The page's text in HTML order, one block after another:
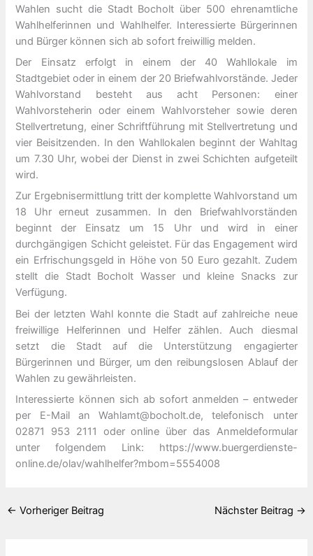
Wahlen sucht die Stadt Bocholt über 500 ehrenamtliche
Wahlhelferinnen und Wahlhelfer. Interessierte Bürgerinnen
und Bürger können sich ab sofort freiwillig melden.
Der Einsatz erfolgt in einem der 40 Wahllokale im
Stadtgebiet oder in einem der 20 Briefwahlvorstände. Jeder
Wahlvorstand besteht aus acht Personen: einer
Wahlvorsteherin oder einem Wahlvorsteher sowie deren
Stellvertretung, einer Schriftführung mit Stellvertretung und
vier Beisitzenden. In den Wahllokalen beginnt der Wahltag
um 7.30 Uhr, wobei der Dienst in zwei Schichten aufgeteilt
wird.
Zur Ergebnisermittlung tritt der komplette Wahlvorstand um
18 Uhr erneut zusammen. In den Briefwahlvorständen
beginnt der Einsatz um 15 Uhr und wird in einer
durchgängigen Schicht geleistet. Für das Engagement wird
ein Erfrischungsgeld in Höhe von 50 Euro gezahlt. Zudem
stellt die Stadt Bocholt Wasser und kleine Snacks zur
Verfügung.
Bei der letzten Wahl konnte die Stadt auf zahlreiche neue
freiwillige Helferinnen und Helfer zählen. Auch diesmal
setzt die Stadt auf die Unterstützung engagierter
Bürgerinnen und Bürger, um den reibungslosen Ablauf der
Wahlen zu gewährleisten.
Interessierte können sich ab sofort anmelden – entweder
per E-Mail an Wahlamt@bocholt.de, telefonisch unter
02871 953 2111 oder online über das Anmeldeformular
unter folgendem Link: https://www.buergerdienste-
online.de/olav/wahlhelfer?mbom=5554008
← Vorheriger Beitrag Nächster Beitrag →